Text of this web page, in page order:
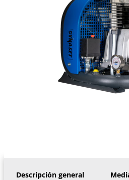
Descripción general